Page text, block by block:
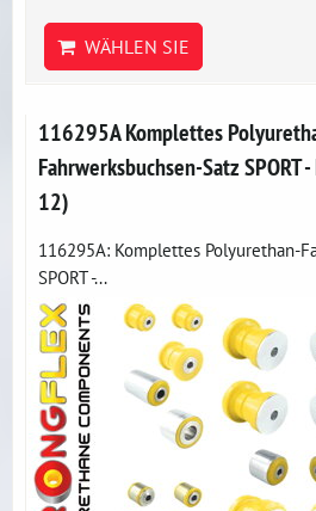
WÄHLEN SIE
116295A Komplettes
Fahrwerksbuchsen-Satz
12)
116295A: Komplettes Polyurethan-
SPORT -...